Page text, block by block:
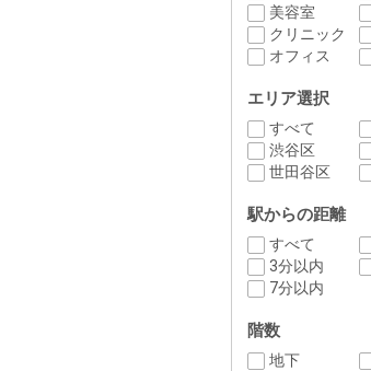
美容室
クリニック
オフィス
エリア選択
すべて
渋谷区
世田谷区
駅からの距離
すべて
3分以内
7分以内
階数
地下